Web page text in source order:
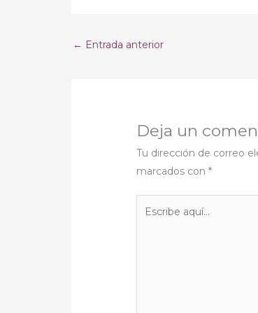
← Entrada anterior
Deja un
Tu dirección de correo
marcados con*